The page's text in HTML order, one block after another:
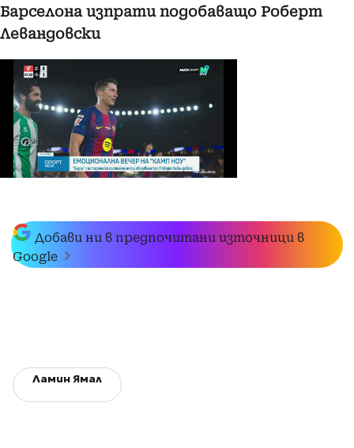
Барселона изпрати подобаващо Роберт
Левандовски
Добави ни в предпочитани източници в
Google
Ламин Ямал